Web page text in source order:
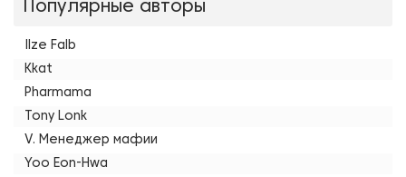
Популярные авторы
Ilze Falb
Kkat
Pharmama
Tony Lonk
V. Менеджер мафии
Yoo Eon-Hwa